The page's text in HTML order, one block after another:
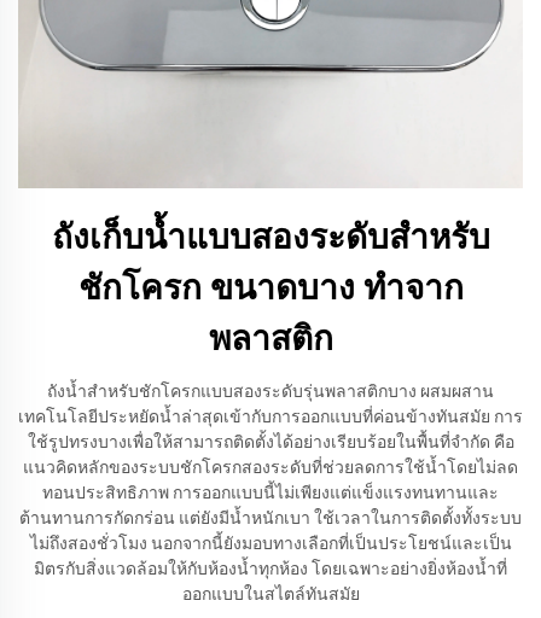
ถังเก็บน้ำแบบสองระดับสำหรับ
ชักโครก ขนาดบาง ทำจาก
พลาสติก
ถังน้ำสำหรับชักโครกแบบสองระดับรุ่นพลาสติกบาง ผสมผสาน
เทคโนโลยีประหยัดน้ำล่าสุดเข้ากับการออกแบบที่ค่อนข้างทันสมัย การ
ใช้รูปทรงบางเพื่อให้สามารถติดตั้งได้อย่างเรียบร้อยในพื้นที่จำกัด คือ
แนวคิดหลักของระบบชักโครกสองระดับที่ช่วยลดการใช้น้ำโดยไม่ลด
ทอนประสิทธิภาพ การออกแบบนี้ไม่เพียงแต่แข็งแรงทนทานและ
ต้านทานการกัดกร่อน แต่ยังมีน้ำหนักเบา ใช้เวลาในการติดตั้งทั้งระบบ
ไม่ถึงสองชั่วโมง นอกจากนี้ยังมอบทางเลือกที่เป็นประโยชน์และเป็น
มิตรกับสิ่งแวดล้อมให้กับห้องน้ำทุกห้อง โดยเฉพาะอย่างยิ่งห้องน้ำที่
ออกแบบในสไตล์ทันสมัย